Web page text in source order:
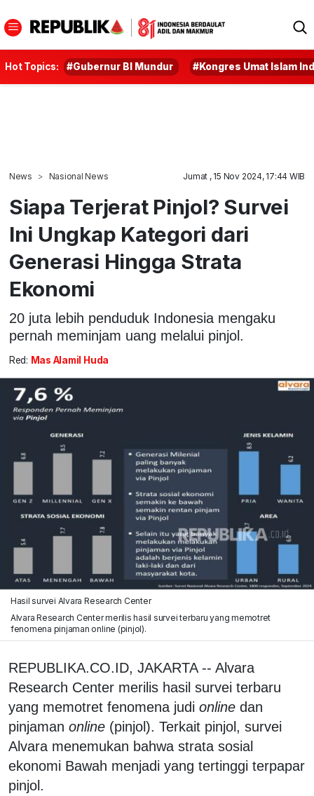
Hot Topics: #Gubernur BI Mundur #Kongres Umat Islam
News Nasional News Jumat , 15 Nov 2024, 17:44 WIB
Siapa Terjerat Pinjol? Survei
Ini Ungkap Kategori dari
Generasi Hingga Strata
Ekonomi
20 juta lebih penduduk Indonesia mengaku
pernah meminjam uang melalui pinjol.
Red: Mas Alamil Huda
Hasil survei Alvara Research Center
Alvara Research Center merilis hasil survei terbaru yang memotret
fenomena pinjaman online (pinjol).
REPUBLIKA.CO.ID, JAKARTA -- Alvara
Research Center merilis hasil survei terbaru
yang memotret fenomena judi online dan
pinjaman online (pinjol). Terkait pinjol, survei
Alvara menemukan bahwa strata sosial
ekonomi Bawah menjadi yang tertinggi terpapar
pinjol.